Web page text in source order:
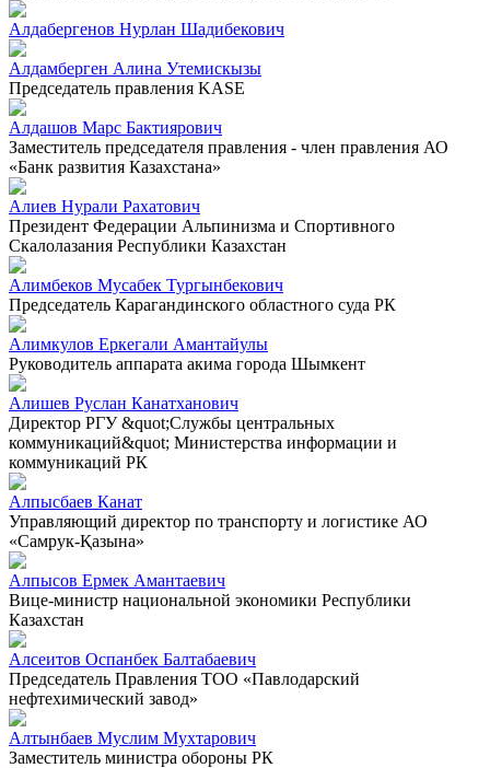
Алдабергенов Нурлан Шадибекович
Алдамберген Алина Утемискызы
Председатель правления KASE
Алдашов Марс Бактиярович
Заместитель председателя правления - член правления АО
«Банк развития Казахстана»
Алиев Нурали Рахатович
Президент Федерации Альпинизма и Спортивного
Скалолазания Республики Казахстан
Алимбеков Мусабек Тургынбекович
Председатель Карагандинского областного суда РК
Алимкулов Еркегали Амантайулы
Руководитель аппарата акима города Шымкент
Алишев Руслан Канатханович
Директор РГУ &quot;Службы центральных
коммуникаций&quot; Министерства информации и
коммуникаций РК
Алпысбаев Канат
Управляющий директор по транспорту и логистике АО
«Самрук-Қазына»
Алпысов Ермек Амантаевич
Вице-министр национальной экономики Республики
Казахстан
Алсеитов Оспанбек Балтабаевич
Председатель Правления ТОО «Павлодарский
нефтехимический завод»
Алтынбаев Муслим Мухтарович
Заместитель министра обороны РК